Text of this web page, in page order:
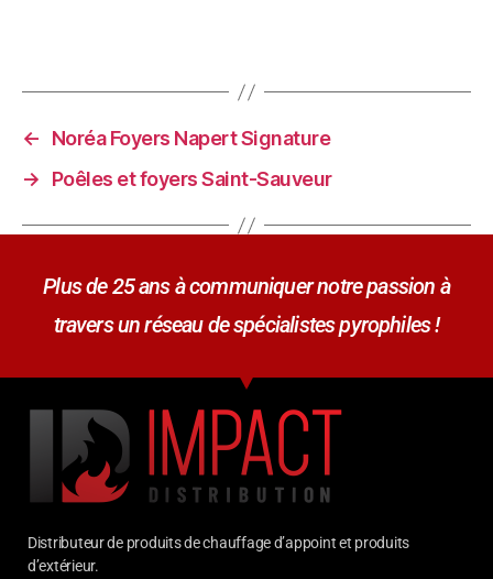
←
Noréa Foyers Napert Signature
→
Poêles et foyers Saint-Sauveur
Plus de 25 ans à communiquer notre passion à
travers un réseau de spécialistes pyrophiles !
Distributeur de produits de chauffage d’appoint et produits
d’extérieur.